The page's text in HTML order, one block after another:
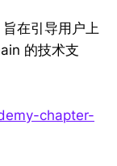
在引导用户上
的技术支
chapter-